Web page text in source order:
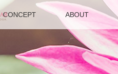
CONCEPT ABOUT